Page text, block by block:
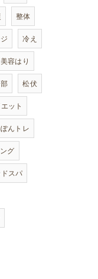
整体
冷え
美容はり
松伏
ット
ぽんトレ
グ
スパ